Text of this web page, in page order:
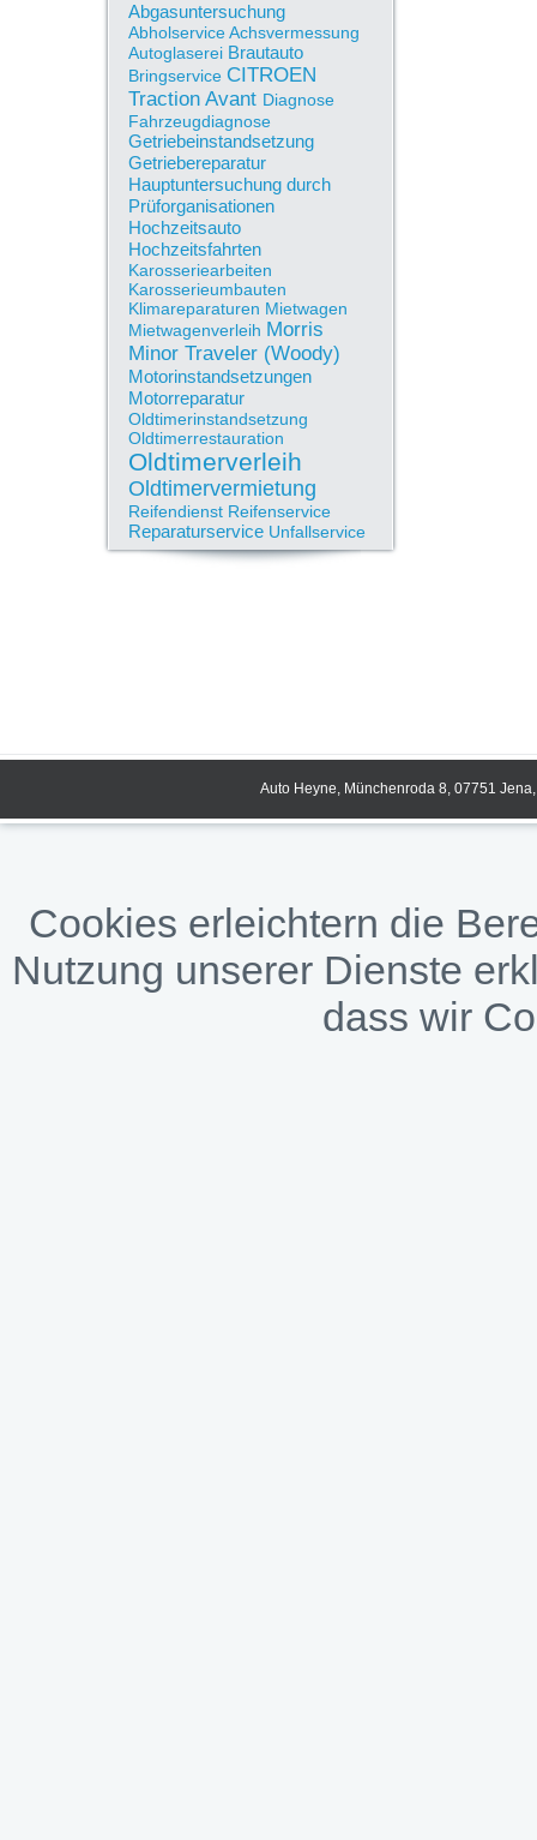
Abgasuntersuchung
AbholserviceAchsvermessung
Autoglaserei Brautauto
Bringservice CITROEN
Traction Avant Diagnose
Fahrzeugdiagnose
Getriebeinstandsetzung
Getriebereparatur
Hauptuntersuchung durch
Prüforganisationen
Hochzeitsauto
Hochzeitsfahrten
Karosseriearbeiten
Karosserieumbauten
Klimareparaturen Mietwagen
Mietwagenverleih Morris
Minor Traveler (Woody)
Motorinstandsetzungen
Motorreparatur
Oldtimerinstandsetzung
Oldtimerrestauration
Oldtimerverleih
Oldtimervermietung
Reifendienst Reifenservice
Reparaturservice Unfallservice
Auto Heyne, Münchenroda 8, 07751
Cookies erleichtern die
Nutzung unserer Dienste
dass wir